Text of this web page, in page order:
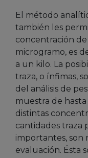
El método
también les
concentración
microgramo, es
a un kilo. La
traza, o ínfimas,
del análisis de
muestra de
distintas
cantidades traza
importantes, son
evaluación. Ésta